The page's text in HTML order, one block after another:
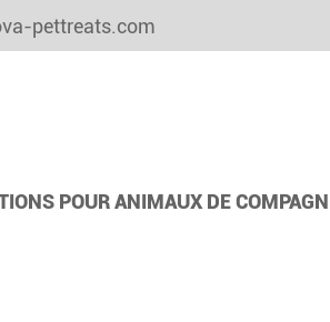
pettreats.com
POUR ANIMAUX DE